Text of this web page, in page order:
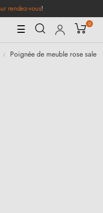
rendez-vous!
Basculer
la
navigation
☰ 0
Poignée de meuble rose sale